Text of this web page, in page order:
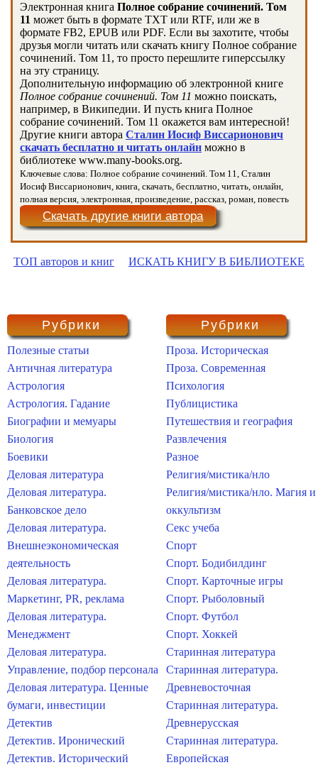
Электронная книга Полное собрание сочинений. Том
11 может быть в формате TXT или RTF, или же в
формате FB2, EPUB или PDF. Если вы захотите, чтобы
друзья могли читать или скачать книгу Полное собрание
сочинений. Том 11, то просто перешлите гиперссылку
на эту страницу.
Дополнительную информацию об электронной книге
Полное собрание сочинений. Том 11 можно поискать,
например, в Википедии. И пусть книга Полное
собрание сочинений. Том 11 окажется вам интересной!
Другие книги автора Сталин Иосиф Виссарионович
скачать бесплатно и читать онлайн можно в
библиотеке www.many-books.org.
Ключевые слова: Полное собрание сочинений. Том 11, Сталин
Иосиф Виссарионович, книга, скачать, бесплатно, читать, онлайн,
полная версия, электронная, произведение, рассказ, роман, повесть
Скачать другие книги автора
ТОП авторов и книг ИСКАТЬ КНИГУ В БИБЛИОТЕКЕ
Рубрики
Полезные статьи
Античная литература
Астрология
Астрология. Гадание
Биографии и мемуары
Биология
Боевики
Деловая литература
Деловая литература.
Банковское дело
Деловая литература.
Внешнеэкономическая
деятельность
Деловая литература.
Маркетинг, PR, реклама
Деловая литература.
Менеджмент
Деловая литература.
Управление, подбор персонала
Деловая литература. Ценные
бумаги, инвестиции
Детектив
Детектив. Иронический
Детектив. Исторический
Рубрики
Проза. Историческая
Проза. Современная
Психология
Публицистика
Путешествия и география
Развлечения
Разное
Религия/мистика/нло
Религия/мистика/нло. Магия и
оккультизм
Секс учеба
Спорт
Спорт. Бодибилдинг
Спорт. Карточные игры
Спорт. Рыболовный
Спорт. Футбол
Спорт. Хоккей
Старинная литература
Старинная литература.
Древневосточная
Старинная литература.
Древнерусская
Старинная литература.
Европейская